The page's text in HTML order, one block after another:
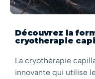
Découvrez la
cryotherapie
La cryothérapie
innovante qui utilise